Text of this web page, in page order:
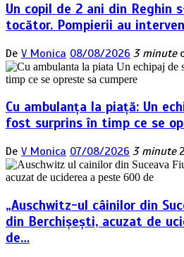
Un copil de 2 ani din Reghin
tocător. Pompierii au
De V Monica 08/08/2026 3 minute
Cu ambulanța la piață: Un
fost surprins în timp ce se
De V Monica 07/08/2026 3 minute
„Auschwitz-ul câinilor din
din Berchișești, acuzat de
de…